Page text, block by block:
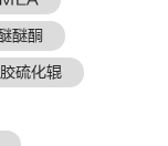
醚酮
硫化辊